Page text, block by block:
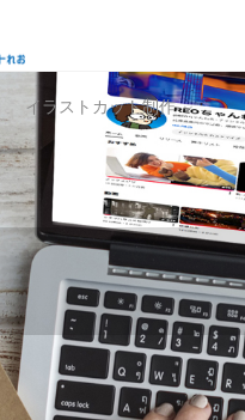
ス
ト
れ
お
イラストカット制作